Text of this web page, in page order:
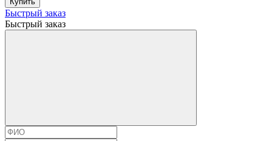
Быстрый заказ
Быстрый заказ